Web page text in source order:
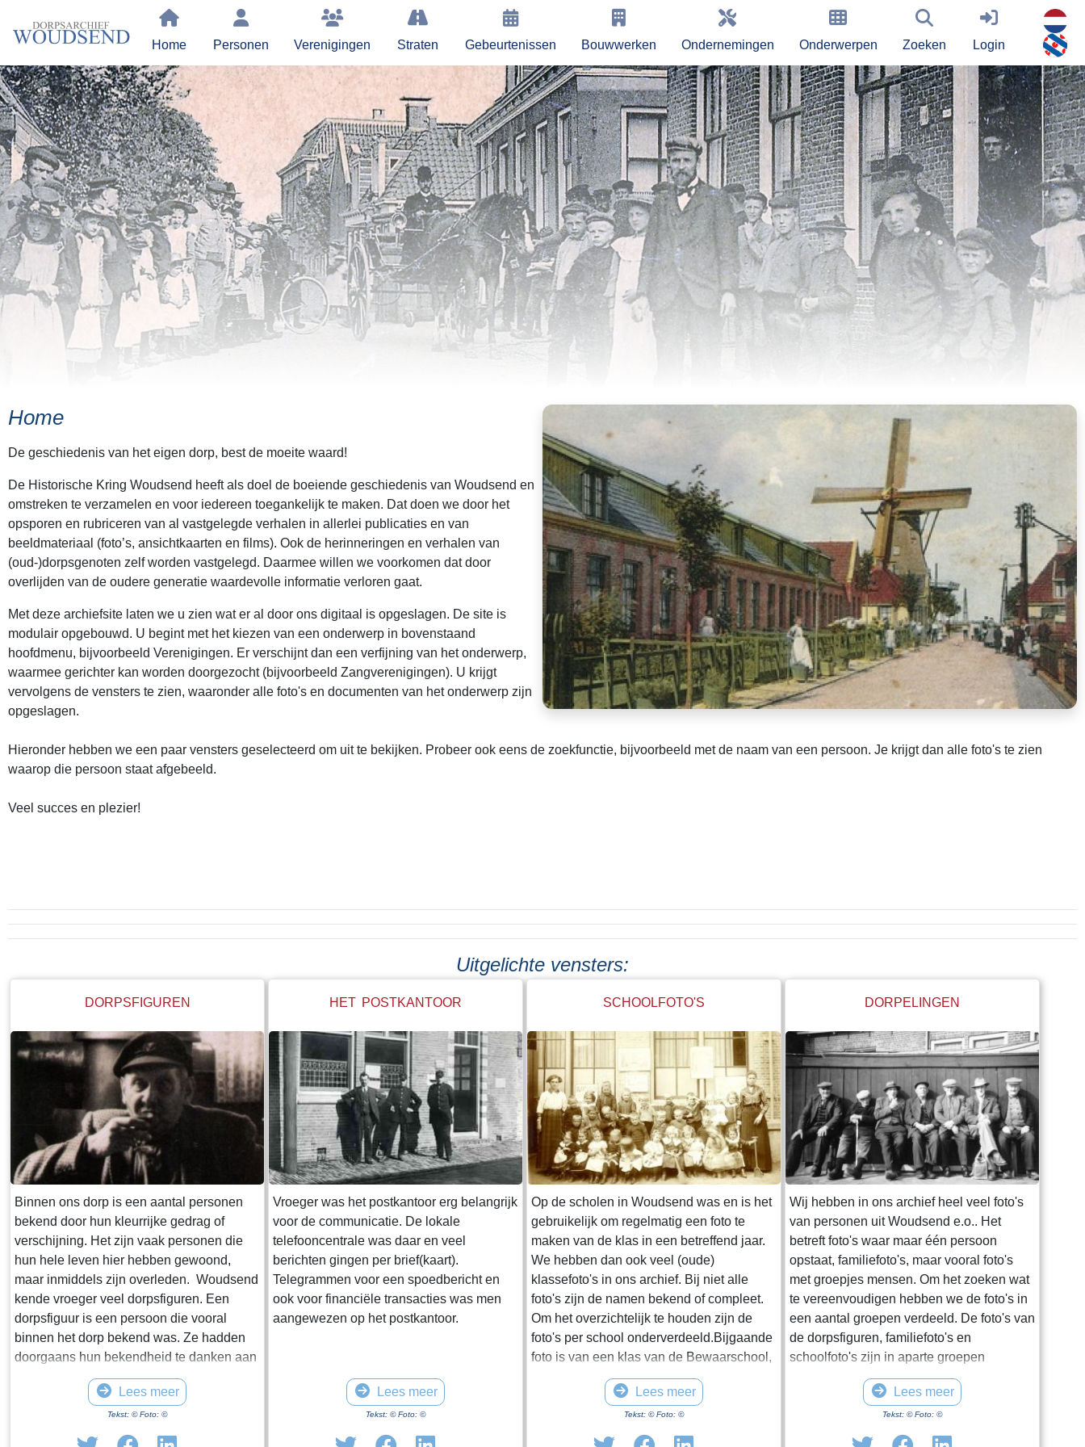
Home Personen Verenigingen Straten Gebeurtenissen Bouwwerken Ondernemingen Onderwerpen Zoeken Login
Home
De geschiedenis van het eigen dorp, best de moeite waard!
De Historische Kring Woudsend heeft als doel de boeiende geschiedenis van Woudsend en
omstreken te verzamelen en voor iedereen toegankelijk te maken. Dat doen we door het
opsporen en rubriceren van al vastgelegde verhalen in allerlei publicaties en van
beeldmateriaal (foto’s, ansichtkaarten en films). Ook de herinneringen en verhalen van
(oud-)dorpsgenoten zelf worden vastgelegd. Daarmee willen we voorkomen dat door
overlijden van de oudere generatie waardevolle informatie verloren gaat.
Met deze archiefsite laten we u zien wat er al door ons digitaal is opgeslagen. De site is
modulair opgebouwd. U begint met het kiezen van een onderwerp in bovenstaand
hoofdmenu, bijvoorbeeld Verenigingen. Er verschijnt dan een verfijning van het onderwerp,
waarmee gerichter kan worden doorgezocht (bijvoorbeeld Zangverenigingen). U krijgt
vervolgens de vensters te zien, waaronder alle foto's en documenten van het onderwerp zijn
opgeslagen.
Hieronder hebben we een paar vensters geselecteerd om uit te bekijken. Probeer ook eens de zoekfunctie, bijvoorbeeld met de naam van een persoon. Je krijgt dan alle foto's te zien
waarop die persoon staat afgebeeld.
Veel succes en plezier!
Uitgelichte vensters:
DORPSFIGUREN
Binnen ons dorp is een aantal personen
bekend door hun kleurrijke gedrag of
verschijning. Het zijn vaak personen die
hun hele leven hier hebben gewoond,
maar inmiddels zijn overleden. Woudsend
kende vroeger veel dorpsfiguren. Een
dorpsfiguur is een persoon die vooral
binnen het dorp bekend was. Ze hadden
doorgaans hun bekendheid te danken aan
hun kleurrijke gedrag of verschijning en in
mindere mate aan hun daden. Vaak waren
het al wat oudere personen die hun hele
leven in het dorp woonden. Ze kregen ook
Lees meer
Tekst: © Foto: ©
HET POSTKANTOOR
Vroeger was het postkantoor erg belangrijk
voor de communicatie. De lokale
telefooncentrale was daar en veel
berichten gingen per brief(kaart).
Telegrammen voor een spoedbericht en
ook voor financiële transacties was men
aangewezen op het postkantoor.
Lees meer
Tekst: © Foto: ©
SCHOOLFOTO'S
Op de scholen in Woudsend was en is het
gebruikelijk om regelmatig een foto te
maken van de klas in een betreffend jaar.
We hebben dan ook veel (oude)
klassefoto's in ons archief. Bij niet alle
foto's zijn de namen bekend of compleet.
Om het overzichtelijk te houden zijn de
foto's per school onderverdeeld.Bijgaande
foto is van een klas van de Bewaarschool,
omstreeks 1930. De namen zijn niet
Lees meer
Tekst: © Foto: ©
DORPELINGEN
Wij hebben in ons archief heel veel foto's
van personen uit Woudsend e.o.. Het
betreft foto's waar maar één persoon
opstaat, familiefoto's, maar vooral foto's
met groepjes mensen. Om het zoeken wat
te vereenvoudigen hebben we de foto's in
een aantal groepen verdeeld. De foto's van
de dorpsfiguren, familiefoto's en
schoolfoto's zijn in aparte groepen
ondergebracht. In deze groep Dorpelingen
zijn de overige foto's opgenomen,
waaronder twee speciale groepen,
namelijk de lotelingen en de foto's van
Lees meer
Tekst: © Foto: ©